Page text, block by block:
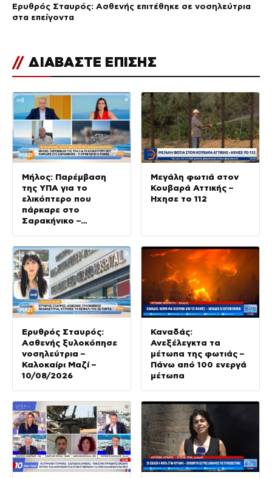
Ερυθρός Σταυρός: Ασθενής επιτέθηκε σε νοσηλεύτρια
στα επείγοντα
// ΔΙΑΒΑΣΤΕ ΕΠΙΣΗΣ
Μήλος: Παρέμβαση
της ΥΠΑ για το
ελικόπτερο που
πάρκαρε στο
Σαρακήνικο –
Μεγάλη φωτιά στον
Κουβαρά Αττικής –
Ήχησε το 112
Ερυθρός Σταυρός:
Ασθενής ξυλοκόπησε
νοσηλεύτρια –
Καλοκαίρι Μαζί –
10/08/2026
Καναδάς:
Ανεξέλεγκτα τα
μέτωπα της φωτιάς –
Πάνω από 100 ενεργά
μέτωπα